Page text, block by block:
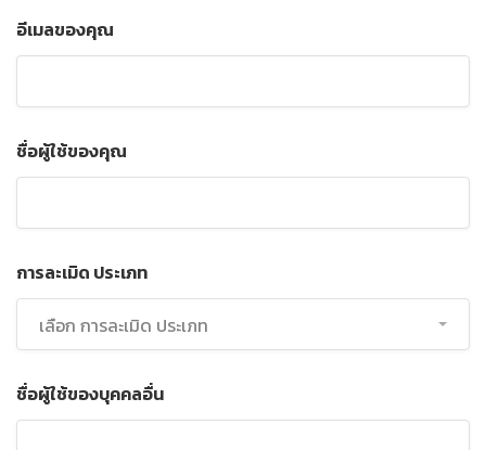
อีเมลของคุณ
ชื่อผู้ใช้ของคุณ
การละเมิด ประเภท
เลือก การละเมิด ประเภท
ชื่อผู้ใช้ของบุคคลอื่น